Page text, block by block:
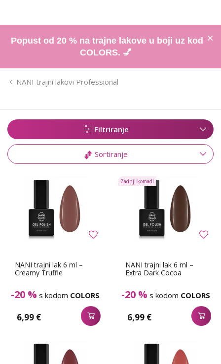
Popust od 20 % na trajne lakove u boji uz kod
COLORS. 💅
NANI trajni lakovi Professional
Filtriranje
Sortiranje
NANI trajni lak 6 ml –
Creamy Truffle
-20 % s kodom COLORS
6,99 €
NANI trajni lak 6 ml –
Extra Dark Cocoa
-20 % s kodom COLORS
6,99 €
Zadnji komadi